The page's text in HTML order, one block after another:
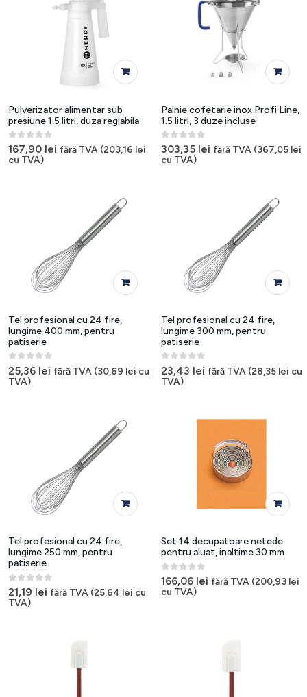
Pulverizator alimentar sub
presiune 1.5 litri, duza reglabila
0out of 5
167,90 lei fără TVA (203,16 lei
cu TVA)
Palnie cofetarie inox Profi Line,
1.5 litri, 3 duze incluse
0out of 5
303,35 lei fără TVA (367,05 lei
cu TVA)
Tel profesional cu 24 fire,
lungime 400 mm, pentru
patiserie
0out of 5
25,36 lei fără TVA (30,69 lei cu
TVA)
Tel profesional cu 24 fire,
lungime 300 mm, pentru
patiserie
0out of 5
23,43 lei fără TVA (28,35 lei cu
TVA)
Tel profesional cu 24 fire,
lungime 250 mm, pentru
patiserie
0out of 5
21,19 lei fără TVA (25,64 lei cu
TVA)
Set 14 decupatoare netede
pentru aluat, inaltime 30 mm
0out of 5
166,06 lei fără TVA (200,93 lei
cu TVA)